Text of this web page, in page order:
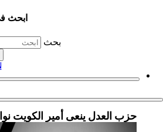
ابحث في
حزب العدل ينعى أمير الكويت نواف